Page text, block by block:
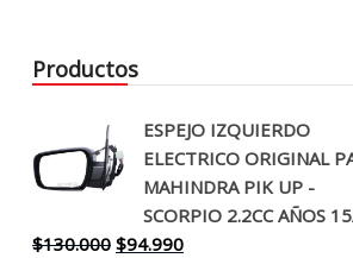
Productos
ESPEJO IZQUIERDO
ELECTRICO ORIGINAL
MAHINDRA PIK UP -
SCORPIO 2.2CC AÑOS
$130.000 El
$94.990El